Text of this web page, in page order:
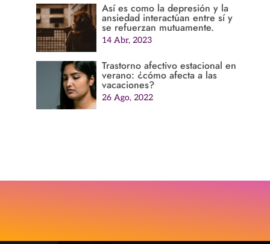
Así es como la depresión y la
ansiedad interactúan entre sí y
se refuerzan mutuamente.
14 Abr, 2023
Trastorno afectivo estacional en
verano: ¿cómo afecta a las
vacaciones?
26 Ago, 2022